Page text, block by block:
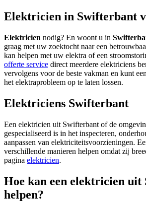
Elektricien in Swifterbant
Elektricien nodig? En woont u in
graag met uw zoektocht naar een
kan helpen met uw elektra of een
offerte service direct meerdere elektriciens
vervolgens voor de beste vakman en kunt
het elektraprobleem op te laten lossen.
Elektriciens Swifterbant
Een elektricien uit Swifterbant of de
gespecialiseerd is in het inspecteren,
aanpassen van elektriciteitsvoorzieningen.
verschillende manieren helpen omdat zij
pagina elektricien.
Hoe kan een elektricien uit
helpen?